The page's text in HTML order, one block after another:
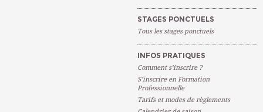
STAGES PONCTUELS
Tous les stages ponctuels
INFOS PRATIQUES
Comment s’inscrire ?
S’inscrire en Formation
Professionnelle
Tarifs et modes de règlements